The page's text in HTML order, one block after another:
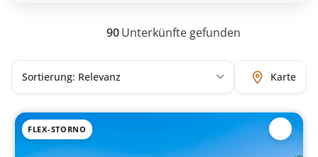
90 Unterkünfte gefunden
Karte
FLEX-STORNO